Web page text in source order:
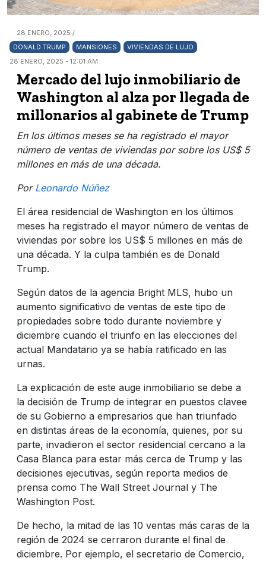
28 ENERO, 2025 /
DONALD TRUMP
MANSIONES
VIVIENDAS DE LUJO
28 ENERO, 2025 - 12:01 AM
Mercado del lujo inmobiliario de
Washington al alza por llegada de
millonarios al gabinete de Trump
En los últimos meses se ha registrado el mayor
número de ventas de viviendas por sobre los US$ 5
millones en más de una década.
Por Leonardo Núñez
El área residencial de Washington en los últimos
meses ha registrado el mayor número de ventas de
viviendas por sobre los US$ 5 millones en más de
una década. Y la culpa también es de Donald
Trump.
Según datos de la agencia Bright MLS, hubo un
aumento significativo de ventas de este tipo de
propiedades sobre todo durante noviembre y
diciembre cuando el triunfo en las elecciones del
actual Mandatario ya se había ratificado en las
urnas.
La explicación de este auge inmobiliario se debe a
la decisión de Trump de integrar en puestos clavee
de su Gobierno a empresarios que han triunfado
en distintas áreas de la economía, quienes, por su
parte, invadieron el sector residencial cercano a la
Casa Blanca para estar más cerca de Trump y las
decisiones ejecutivas, según reporta medios de
prensa como The Wall Street Journal y The
Washington Post.
De hecho, la mitad de las 10 ventas más caras de la
región de 2024 se cerraron durante el final de
diciembre. Por ejemplo, el secretario de Comercio,